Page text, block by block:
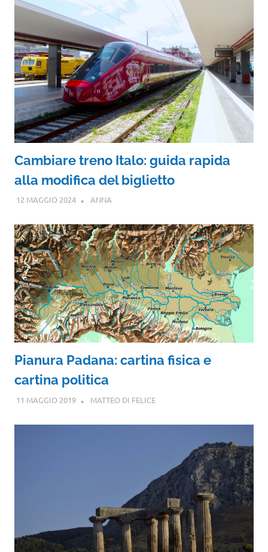
Cambiare treno Italo: guida rapida
alla modifica del biglietto
12 MAGGIO 2024 ANNA
Pianura Padana: cartina fisica e
cartina politica
11 MAGGIO 2019 MATTEO DI FELICE